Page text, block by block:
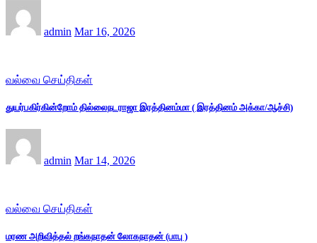
admin Mar 16, 2026
வல்வை செய்திகள்
துயர்பகிர்கின்றோம் தில்லைநடராஜா இரத்தினம்மா ( இரத்தினம் அக்கா/ஆச்சி)
admin Mar 14, 2026
வல்வை செய்திகள்
மரண அறிவித்தல் றங்கநாதன் லோகநாதன் (பாபு )